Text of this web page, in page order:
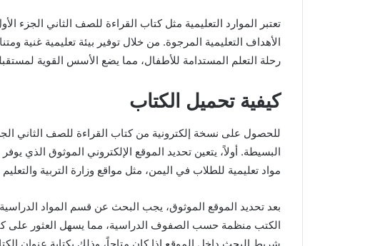
تعتبر الموارد التعليمية مثل كتاب القراءة للصف الثاني الجزء
الأهداف التعليمية المرجوة. من خلال توفير بيئة تعليمية غنية
رحلة التعلم المستدامة للأطفال، مما يضع الأسس القوية
كيفية تحميل الكتاب
للحصول على نسخة إلكترونية من كتاب القراءة للصف الثاني
البسيطة. أولاً، يتعين تحديد الموقع الإلكتروني الموثوق الذي
مواد تعليمية للطلاب في اليمن، مثل مواقع وزارة التربية
بعد تحديد الموقع الموثوق، يجب البحث عن قسم المواد
الكتب منظمة حسب الصفوف الدراسية، مما يسهل العثور على